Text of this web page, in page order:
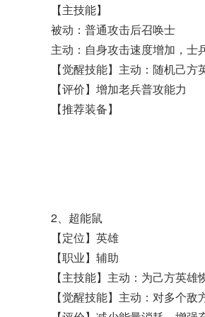
【主技能】
被动：普通攻击后召唤士
主动：自身攻击速度增加，士
【觉醒技能】主动：随机己
【评价】增加老兵普攻能力
【推荐装备】
2、超能鼠
【定位】英雄
【职业】辅助
【主技能】主动：为己方英雄
【觉醒技能】主动：对多个